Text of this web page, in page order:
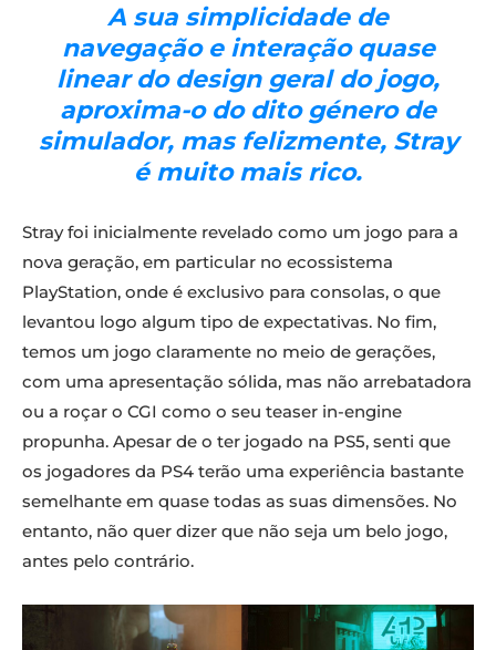
A sua simplicidade de
navegação e interação quase
linear do design geral do jogo,
aproxima-o do dito género de
simulador, mas felizmente, Stray
é muito mais rico.
Stray foi inicialmente revelado como um jogo para a
nova geração, em particular no ecossistema
PlayStation, onde é exclusivo para consolas, o que
levantou logo algum tipo de expectativas. No fim,
temos um jogo claramente no meio de gerações,
com uma apresentação sólida, mas não arrebatadora
ou a roçar o CGI como o seu teaser in-engine
propunha. Apesar de o ter jogado na PS5, senti que
os jogadores da PS4 terão uma experiência bastante
semelhante em quase todas as suas dimensões. No
entanto, não quer dizer que não seja um belo jogo,
antes pelo contrário.